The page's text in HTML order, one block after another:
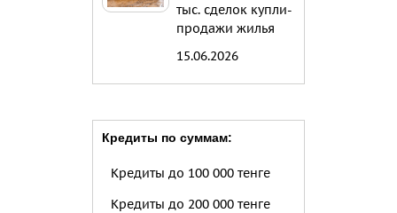
тыс. сделок купли-
продажи жилья
15.06.2026
Кредиты по суммам:
Кредиты до 100 000 тенге
Кредиты до 200 000 тенге